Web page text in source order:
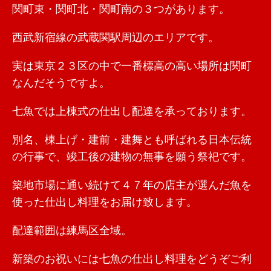
関町東・関町北・関町南の３つがあります。
西武新宿線の武蔵関駅周辺のエリアです。
実は東京２３区の中で一番標高の高い場所は関町
なんだそうですよ。
七魚では上棟式の仕出し配達を承っております。
別名、棟上げ・建前・建舞とも呼ばれる日本伝統
の行事で、竣工後の建物の無事を願う祭祀です。
築地市場に通い続けて４７年の店主が選んだ魚を
使った仕出し料理をお届け致します。
配達範囲は練馬区全域。
新築のお祝いには七魚の仕出し料理をどうぞご利